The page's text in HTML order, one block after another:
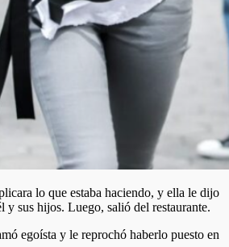
lo que estaba haciendo, y ella le dijo
y sus hijos. Luego, salió del restaurante.
egoísta y le reprochó haberlo puesto en